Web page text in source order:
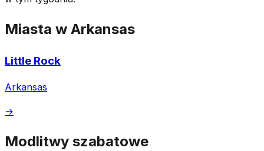
Miasta w Arkansas
Little Rock
Arkansas
→
Modlitwy szabatowe